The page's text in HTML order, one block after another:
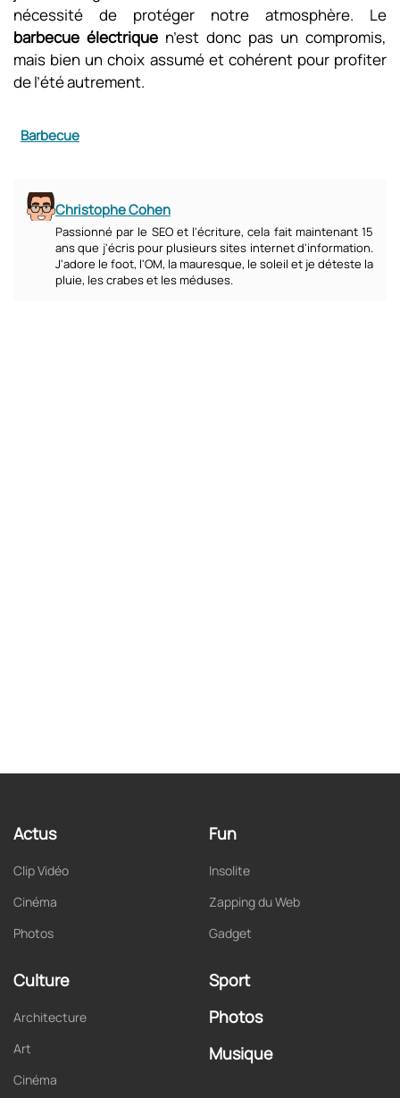
nécessité de protéger notre atmosphère. Le
barbecue électrique n’est donc pas un compromis,
mais bien un choix assumé et cohérent pour profiter
de l’été autrement.
Barbecue
Christophe Cohen
Passionné par le SEO et l'écriture, cela fait maintenant 15
ans que j'écris pour plusieurs sites internet d'information.
J'adore le foot, l'OM, la mauresque, le soleil et je déteste la
pluie, les crabes et les méduses.
Actus
Clip Vidéo
Cinéma
Photos
Fun
Insolite
Zapping du Web
Gadget
Culture
Architecture
Art
Cinéma
Sport
Photos
Musique